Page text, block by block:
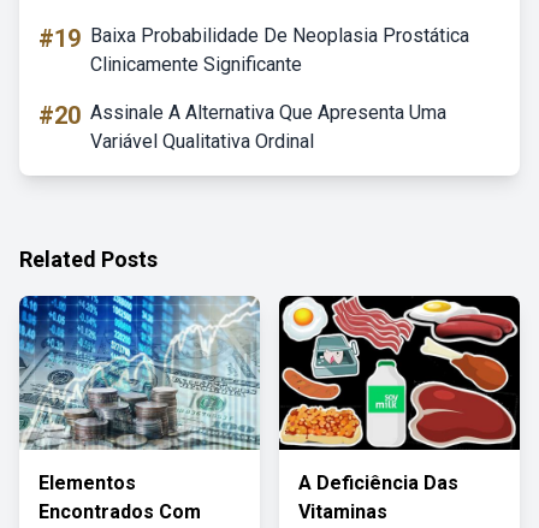
#19 Baixa Probabilidade De Neoplasia Prostática
Clinicamente Significante
#20 Assinale A Alternativa Que Apresenta Uma
Variável Qualitativa Ordinal
Related Posts
Elementos
Encontrados Com
A Deficiência Das
Vitaminas